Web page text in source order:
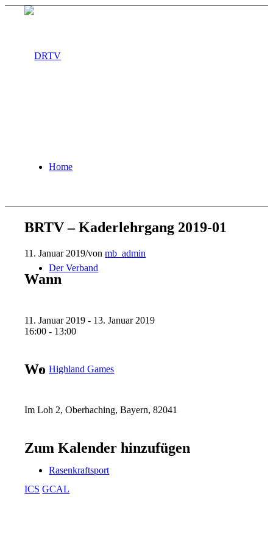
Home
Der Verband
Highland Games
Rasenkraftsport
BRTV – Kaderlehrgang 2019-01
11. Januar 2019/vonmb_admin
Wann
11. Januar 2019 - 13. Januar 2019
16:00 - 13:00
Wo
Im Loh 2, Oberhaching, Bayern, 82041
Zum Kalender hinzufügen
ICS GCAL